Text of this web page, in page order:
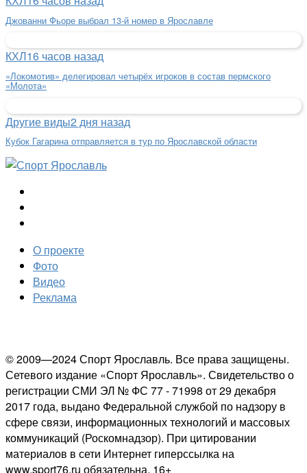
Джованни Фьоре выбрал 13-й номер в Ярославле
КХЛ16 часов назад
«Локомотив» делегировал четырёх игроков в состав пермского
«Молота»
Другие виды2 дня назад
Кубок Гагарина отправляется в тур по Ярославской области
О проекте
Фото
Видео
Реклама
© 2009—2024 Спорт Ярославль. Все права защищены.
Сетевого издание «Спорт Ярославль». Свидетельство о
регистрации СМИ ЭЛ № ФС 77 - 71998 от 29 декабря
2017 года, выдано Федеральной службой по надзору в
сфере связи, информационных технологий и массовых
коммуникаций (Роскомнадзор). При цитировании
материалов в сети Интернет гиперссылка на
www.sport76.ru обязательна. 16+